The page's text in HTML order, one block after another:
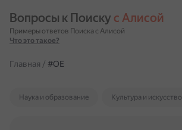
Вопросы к Поиску с Алисой
Примеры ответов Поиска с Алисой
Что это такое?
Главная / #ОЕ
Наука и образование Культура и искусство